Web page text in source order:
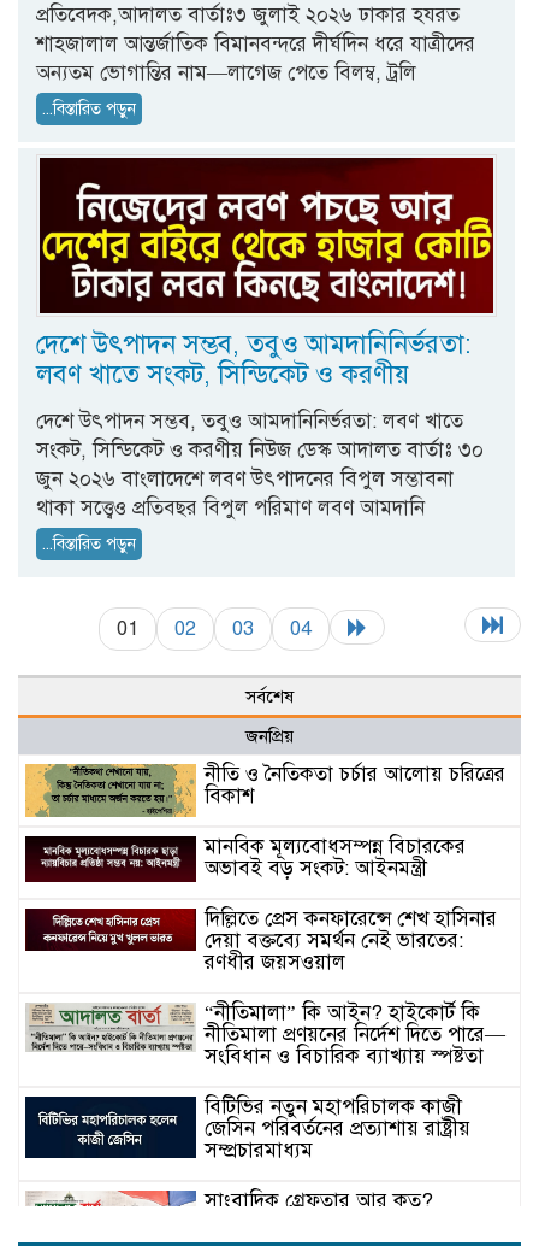
প্রতিবেদক,আদালত বার্তাঃ৩ জুলাই ২০২৬ ঢাকার হযরত
শাহজালাল আন্তর্জাতিক বিমানবন্দরে দীর্ঘদিন ধরে যাত্রীদের
অন্যতম ভোগান্তির নাম—লাগেজ পেতে বিলম্ব, ট্রলি
...বিস্তারিত পড়ুন
দেশে উৎপাদন সম্ভব, তবুও আমদানিনির্ভরতা:
লবণ খাতে সংকট, সিন্ডিকেট ও করণীয়
দেশে উৎপাদন সম্ভব, তবুও আমদানিনির্ভরতা: লবণ খাতে
সংকট, সিন্ডিকেট ও করণীয় নিউজ ডেস্ক আদালত বার্তাঃ ৩০
জুন ২০২৬ বাংলাদেশে লবণ উৎপাদনের বিপুল সম্ভাবনা
থাকা সত্ত্বেও প্রতিবছর বিপুল পরিমাণ লবণ আমদানি
...বিস্তারিত পড়ুন
01 02 03 04
সর্বশেষ
জনপ্রিয়
নীতি ও নৈতিকতা চর্চার আলোয় চরিত্রের
বিকাশ
মানবিক মূল্যবোধসম্পন্ন বিচারকের
অভাবই বড় সংকট: আইনমন্ত্রী
দিল্লিতে প্রেস কনফারেন্সে শেখ হাসিনার
দেয়া বক্তব্যে সমর্থন নেই ভারতের:
রণধীর জয়সওয়াল
“নীতিমালা” কি আইন? হাইকোর্ট কি
নীতিমালা প্রণয়নের নির্দেশ দিতে পারে—
সংবিধান ও বিচারিক ব্যাখ্যায় স্পষ্টতা
বিটিভির নতুন মহাপরিচালক কাজী
জেসিন পরিবর্তনের প্রত্যাশায় রাষ্ট্রীয়
সম্প্রচারমাধ্যম
সাংবাদিক গ্রেফতার আর কত?